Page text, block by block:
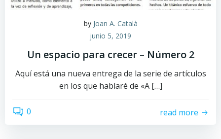
by Joan A. Català
junio 5, 2019
Un espacio para crecer – Número 2
Aquí está una nueva entrega de la serie de artículos
en los que hablaré de «A […]
0 read more